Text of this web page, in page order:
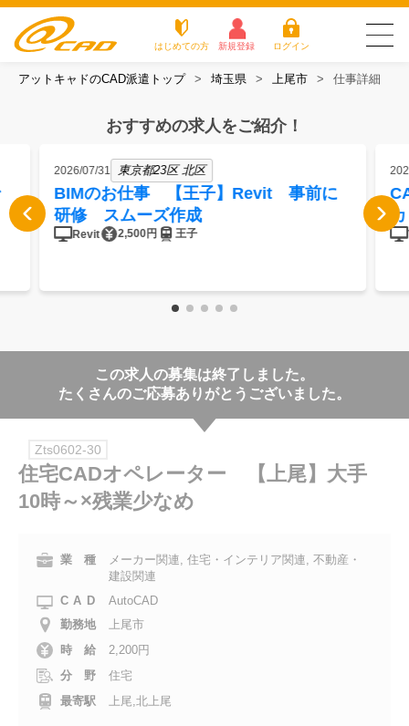
はじめての方 新規登録 ログイン
派遣がはじめての方
お仕事を探す
お役立ちコラム
転職をご希望の方 企業のご担当者様
お電話でのお問い合わせ
名古屋 0120-960-379 横 浜 0120-978-186
電話受付：平日 9:15～19:00
ばれる3つの理由
じめての
方
事を
探す
ちコラ
アットキャドのCAD派遣トップ 埼玉県 上尾市 仕事詳細
おすすめの求人をご紹介！
2026/07/31 東京都23区 北区
BIMのお仕事 【王子】Revit 事前に
研修 スムーズ作成
Revit 2,500円 王子
この求人の募集は終了しました。
たくさんのご応募ありがとうございました。
Zts0602-30
住宅CADオペレーター 【上尾】大手
10時～×残業少なめ
業 種
メーカー関連, 住宅・インテリア関連, 不動産・
建設関連
CAD
AutoCAD
勤務地
上尾市
時 給
2,200円
分 野
住宅
最寄駅
上尾,北上尾